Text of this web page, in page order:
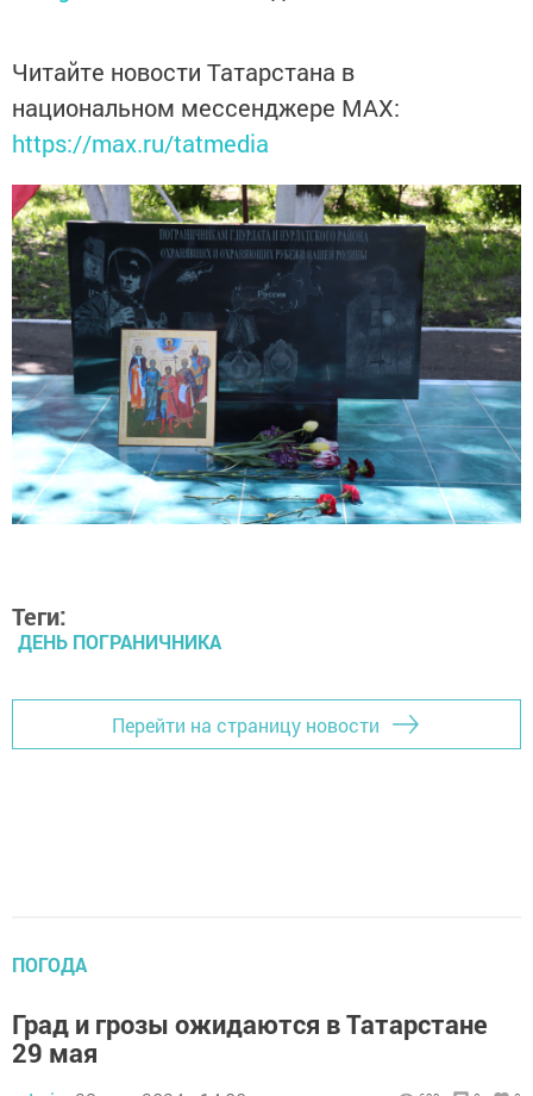
Читайте новости Татарстана в
национальном мессенджере MАХ:
https://max.ru/tatmedia
Теги:
ДЕНЬ ПОГРАНИЧНИКА
Перейти на страницу новости
ПОГОДА
Град и грозы ожидаются в Татарстане
29 мая